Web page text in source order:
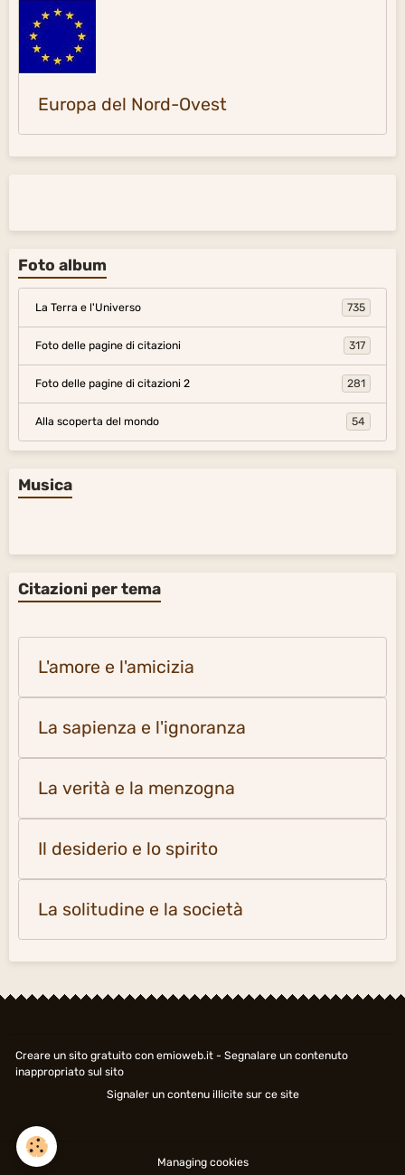
Europa del Nord-Ovest
Foto album
La Terra e l'Universo 735
Foto delle pagine di citazioni 317
Foto delle pagine di citazioni 2 281
Alla scoperta del mondo 54
Musica
Citazioni per tema
L'amore e l'amicizia
La sapienza e l'ignoranza
La verità e la menzogna
Il desiderio e lo spirito
La solitudine e la società
Creare un sito gratuito con emioweb.it - Segnalare un contenuto
inappropriato sul sito
Signaler un contenu illicite sur ce site
Managing cookies